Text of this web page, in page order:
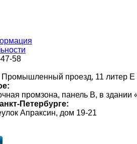
58
Промышленный проезд, 11 литер Е
промзона, панель В, в
Петербурге:
Апраксин, дом 19-21